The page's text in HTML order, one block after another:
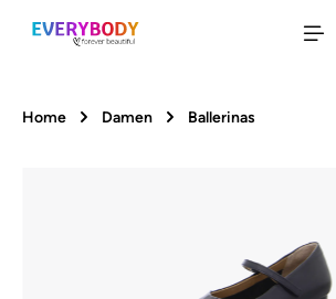
Zum Hauptinhalt springen
Home Damen Ballerinas